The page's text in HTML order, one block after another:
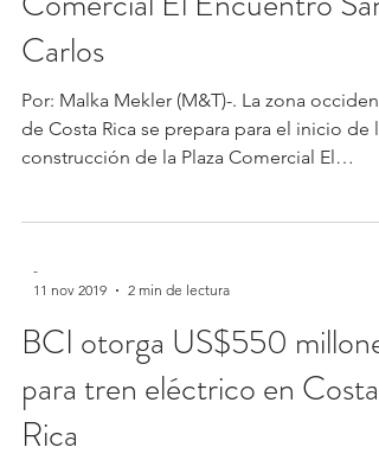
Carlos
Por: Malka Mekler (M&T)-. La zona
de Costa Rica se prepara para el inicio de la
construcción de la Plaza Comercial El
-
11 nov 2019
2 min de lectura
BCI otorga US$550 millones
para tren eléctrico en Costa
Rica